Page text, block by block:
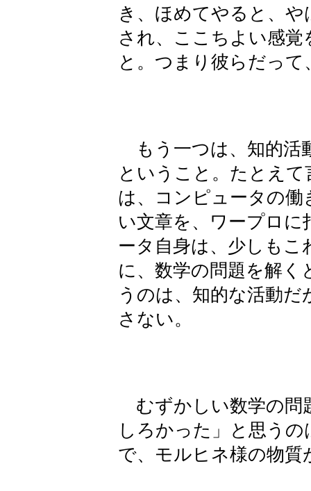
き、ほめてやると、
され、ここちよい感
と。つまり彼らだっ
もう一つは、知的活
ということ。たとえ
は、コンピュータの
い文章を、ワープロ
ータ自身は、少しも
に、数学の問題を解く
うのは、知的な活動
さない。
むずかしい数学の問
しろかった」と思う
で、モルヒネ様の物